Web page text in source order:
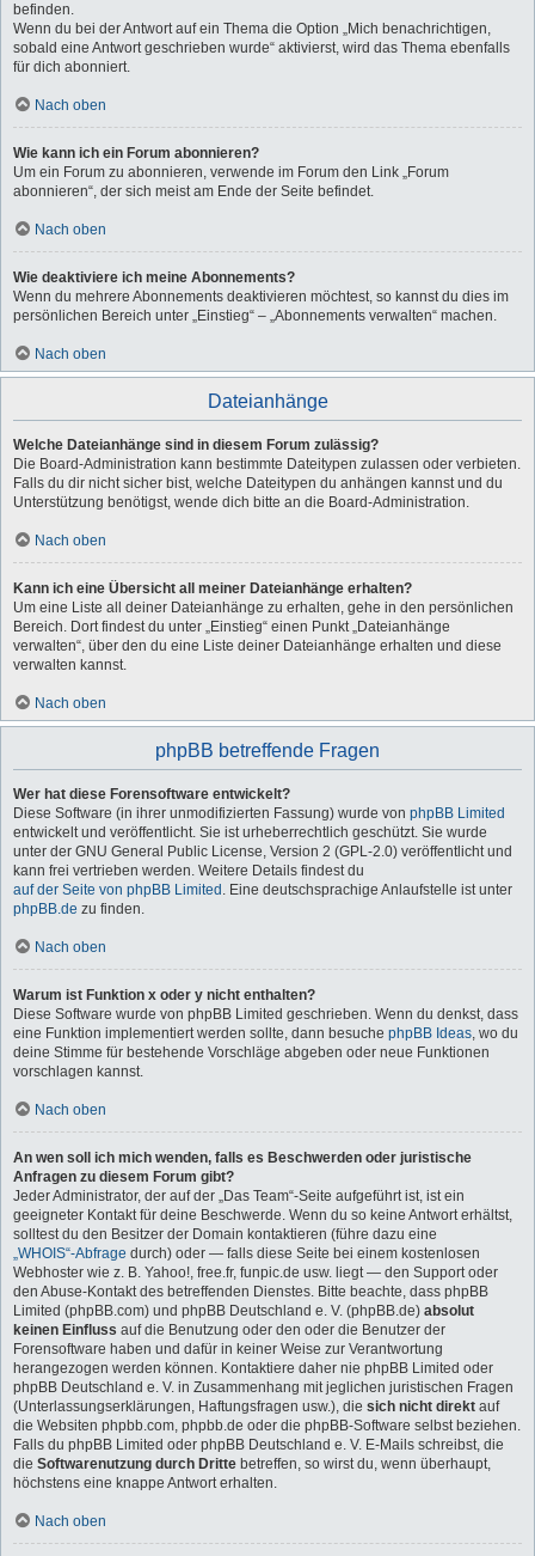
befinden.
Wenn du bei der Antwort auf ein Thema die Option „Mich benachrichtigen,
sobald eine Antwort geschrieben wurde“ aktivierst, wird das Thema ebenfalls
für dich abonniert.
Nach oben
Wie kann ich ein Forum abonnieren?
Um ein Forum zu abonnieren, verwende im Forum den Link „Forum
abonnieren“, der sich meist am Ende der Seite befindet.
Nach oben
Wie deaktiviere ich meine Abonnements?
Wenn du mehrere Abonnements deaktivieren möchtest, so kannst du dies im
persönlichen Bereich unter „Einstieg“ – „Abonnements verwalten“ machen.
Nach oben
Dateianhänge
Welche Dateianhänge sind in diesem Forum zulässig?
Die Board-Administration kann bestimmte Dateitypen zulassen oder verbieten.
Falls du dir nicht sicher bist, welche Dateitypen du anhängen kannst und du
Unterstützung benötigst, wende dich bitte an die Board-Administration.
Nach oben
Kann ich eine Übersicht all meiner Dateianhänge erhalten?
Um eine Liste all deiner Dateianhänge zu erhalten, gehe in den persönlichen
Bereich. Dort findest du unter „Einstieg“ einen Punkt „Dateianhänge
verwalten“, über den du eine Liste deiner Dateianhänge erhalten und diese
verwalten kannst.
Nach oben
phpBB betreffende Fragen
Wer hat diese Forensoftware entwickelt?
Diese Software (in ihrer unmodifizierten Fassung) wurde von phpBB Limited
entwickelt und veröffentlicht. Sie ist urheberrechtlich geschützt. Sie wurde
unter der GNU General Public License, Version 2 (GPL-2.0) veröffentlicht und
kann frei vertrieben werden. Weitere Details findest du
auf der Seite von phpBB Limited . Eine deutschsprachige Anlaufstelle ist unter
phpBB.de zu finden.
Nach oben
Warum ist Funktion x oder y nicht enthalten?
Diese Software wurde von phpBB Limited geschrieben. Wenn du denkst, dass
eine Funktion implementiert werden sollte, dann besuche phpBB Ideas, wo du
deine Stimme für bestehende Vorschläge abgeben oder neue Funktionen
vorschlagen kannst.
Nach oben
An wen soll ich mich wenden, falls es Beschwerden oder juristische
Anfragen zu diesem Forum gibt?
Jeder Administrator, der auf der „Das Team“-Seite aufgeführt ist, ist ein
geeigneter Kontakt für deine Beschwerde. Wenn du so keine Antwort erhältst,
solltest du den Besitzer der Domain kontaktieren (führe dazu eine
„WHOIS“-Abfrage durch) oder — falls diese Seite bei einem kostenlosen
Webhoster wie z. B. Yahoo!, free.fr, funpic.de usw. liegt — den Support oder
den Abuse-Kontakt des betreffenden Dienstes. Bitte beachte, dass phpBB
Limited (phpBB.com) und phpBB Deutschland e. V. (phpBB.de) absolut
keinen Einfluss auf die Benutzung oder den oder die Benutzer der
Forensoftware haben und dafür in keiner Weise zur Verantwortung
herangezogen werden können. Kontaktiere daher nie phpBB Limited oder
phpBB Deutschland e. V. in Zusammenhang mit jeglichen juristischen Fragen
(Unterlassungserklärungen, Haftungsfragen usw.), die sich nicht direkt auf
die Websiten phpbb.com, phpbb.de oder die phpBB-Software selbst beziehen.
Falls du phpBB Limited oder phpBB Deutschland e. V. E-Mails schreibst, die
die Softwarenutzung durch Dritte betreffen, so wirst du, wenn überhaupt,
höchstens eine knappe Antwort erhalten.
Nach oben